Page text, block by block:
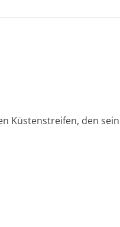
Küstenstreifen, den